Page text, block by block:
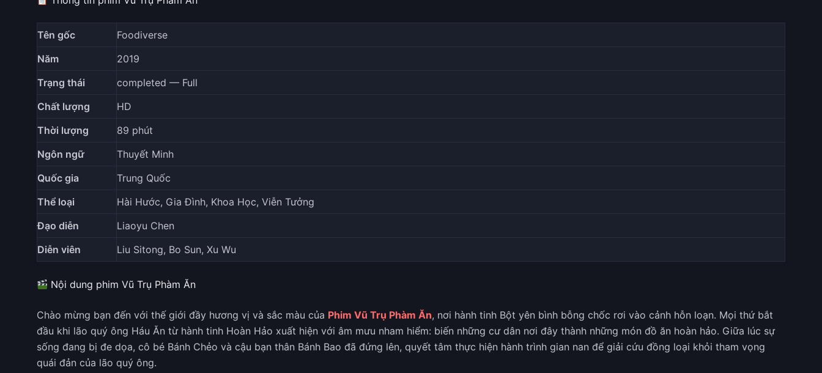
Tên gốc
Foodiverse
Năm
2019
Trạng thái
completed — Full
Chất lượng
HD
Thời lượng
89 phút
Ngôn ngữ
Thuyết Minh
Quốc gia
Trung Quốc
Thể loại
Hài Hước, Gia Đình, Khoa Học, Viễn Tưởng
Đạo diễn
Liaoyu Chen
Diễn viên
Liu Sitong, Bo Sun, Xu Wu
Nội dung phim Vũ Trụ Phàm Ăn
Chào mừng bạn đến với thế giới đầy hương vị và sắc màu của Phim Vũ Trụ Phàm Ăn, nơi hành tinh Bột yên bình bỗng chốc rơi vào cảnh hỗn loạn. Mọi thứ bắt
đầu khi lão quý ông Háu Ăn từ hành tinh Hoàn Hảo xuất hiện với âm mưu nham hiểm: biến những cư dân nơi đây thành những món đồ ăn hoàn hảo. Giữa lúc sự
sống đang bị đe dọa, cô bé Bánh Chẻo và cậu bạn thân Bánh Bao đã đứng lên, quyết tâm thực hiện hành trình gian nan để giải cứu đồng loại khỏi tham vọng
quái đản của lão quý ông.